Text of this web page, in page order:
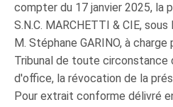
compter du 17 janvier 2025, la
S.N.C. MARCHETTI & CIE,
M. Stéphane GARINO, à
Tribunal de toute circonstance
d'office, la révocation de la
Pour extrait conforme délivré